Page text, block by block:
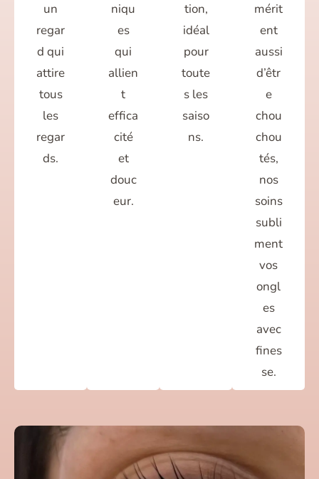
un
regar
d qui
attire
tous
les
regar
ds.
niqu
es
qui
allien
t
effica
cité
et
douc
eur.
tion,
idéal
pour
toute
s les
saiso
ns.
mérit
ent
aussi
d’êtr
e
chou
chou
tés,
nos
soins
subli
ment
vos
ongl
es
avec
fines
se.